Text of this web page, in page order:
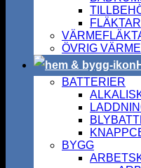
FLÄKTAR
ÖVRIG VÄRME
BATTERIER
BYGG